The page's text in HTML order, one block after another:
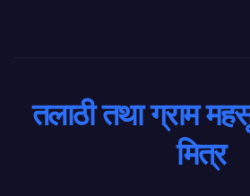
तलाठी तथा ग्राम
मित्र